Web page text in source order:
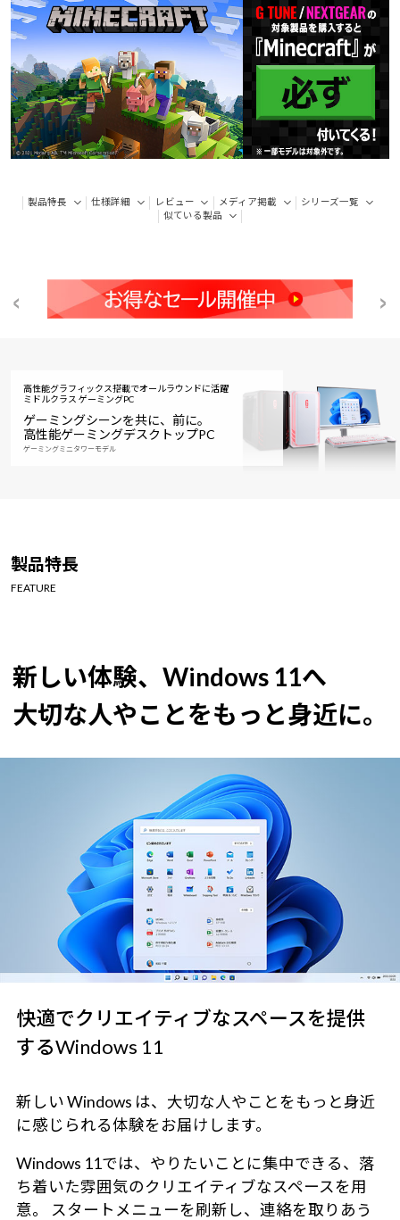
製品特長 仕様詳細 レビュー メディア掲載
シリーズ一覧
似ている製品
高性能グラフィックス搭載でオールラウンドに活躍
ミドルクラス ゲーミングPC
ゲーミングシーンを共に、前に。
高性能ゲーミングデスクトップPC
ゲーミングミニタワーモデル
製品特長
FEATURE
新しい体験、Windows 11へ
大切な人やことをもっと身近に。
快適でクリエイティブなスペースを提供
するWindows 11
新しい Windows は、大切な人やことをもっと身近
に感じられる体験をお届けします。
Windows 11では、やりたいことに集中できる、落
ち着いた雰囲気のクリエイティブなスペースを用
意。 スタートメニューを刷新し、連絡を取りあう